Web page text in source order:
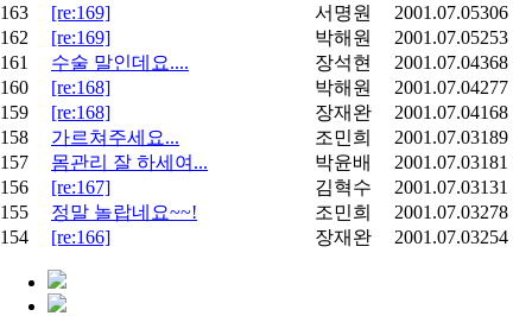
163
[re:169] 서명원 2001.07.05306
162
[re:169] 박해원 2001.07.05253
161
수술 말인데요.... 장석현 2001.07.04368
160
[re:168] 박해원 2001.07.04277
159
[re:168] 장재완 2001.07.04168
158
가르쳐주세요... 조민희 2001.07.03189
157
몸관리 잘 하세여... 박윤배 2001.07.03181
156
[re:167] 김혁수 2001.07.03131
155
정말 놀랍네요~~! 조민희 2001.07.03278
154
[re:166] 장재완 2001.07.03254